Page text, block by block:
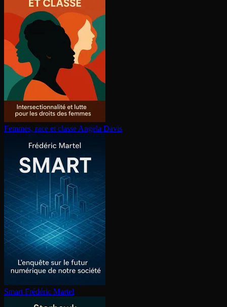
Femmes, race et classe Angela Davis
Smart Frédéric Martel